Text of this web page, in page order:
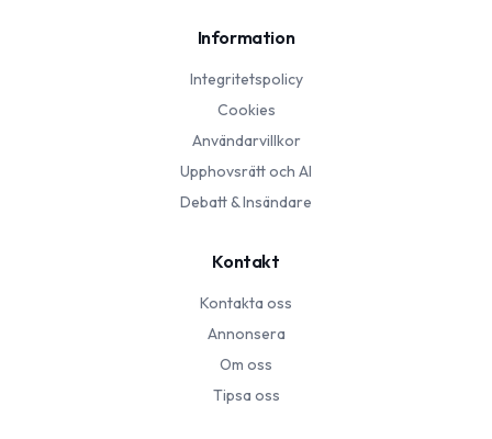
Information
Integritetspolicy
Cookies
Användarvillkor
Upphovsrätt och AI
Debatt & Insändare
Kontakt
Kontakta oss
Annonsera
Om oss
Tipsa oss